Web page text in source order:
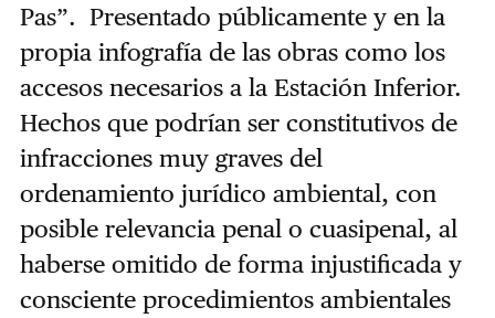
Pas”. Presentado públicamente y en la
propia infografía de las obras como los
accesos necesarios a la Estación Inferior.
Hechos que podrían ser constitutivos de
infracciones muy graves del
ordenamiento jurídico ambiental, con
posible relevancia penal o cuasipenal, al
haberse omitido de forma injustificada y
consciente procedimientos ambientales